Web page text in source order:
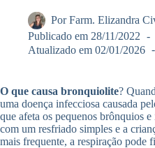
Por Farm. Elizandra
Publicado em 28/11/2022
Atualizado em 02/01/2026
O que causa bronquiolite?
uma doença infecciosa causada
que afeta os pequenos brônquios
com um resfriado simples e a
mais frequente, a respiração pode